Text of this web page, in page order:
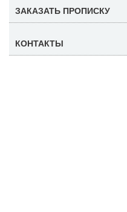
ЗАКАЗАТЬ ПРОПИСКУ
КОНТАКТЫ